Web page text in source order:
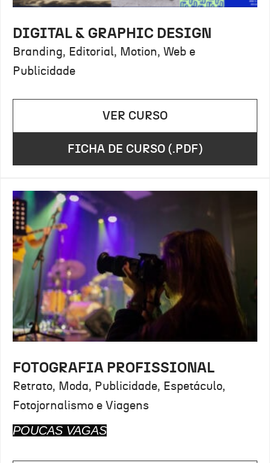
DIGITAL & GRAPHIC DESIGN
Branding, Editorial, Motion, Web e
Publicidade
VER CURSO
FICHA DE CURSO (.PDF)
FOTOGRAFIA PROFISSIONAL
Retrato, Moda, Publicidade, Espetáculo,
Fotojornalismo e Viagens
POUCAS VAGAS